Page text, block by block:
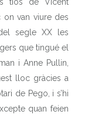
on van viure des
segle XX les
que tingué el
i Anne Pullin,
lloc gràcies a
de Pego, i s’hi
quan feien